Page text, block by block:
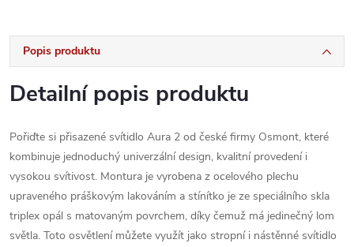
Popis produktu
Detailní popis produktu
Pořiďte si přisazené svítidlo Aura 2 od české firmy Osmont, které
kombinuje jednoduchý univerzální design, kvalitní provedení i
vysokou svítivost. Montura je vyrobena z ocelového plechu
upraveného práškovým lakováním a stínítko je ze speciálního skla
triplex opál s matovaným povrchem, díky čemuž má jedinečný lom
světla. Toto osvětlení můžete využít jako stropní i nástěnné svítidlo